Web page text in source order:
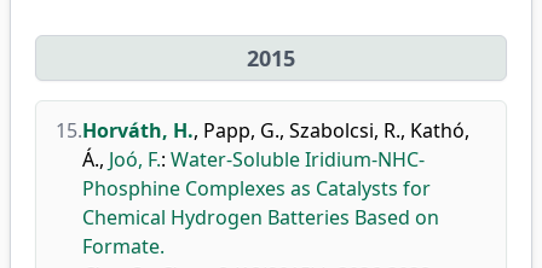
2015
15.Horváth, H., Papp, G., Szabolcsi, R., Kathó,
Á., Joó, F.: Water-Soluble Iridium-NHC-
Phosphine Complexes as Catalysts for
Chemical Hydrogen Batteries Based on
Formate.